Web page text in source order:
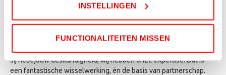
geplaatst. Dit is nodig om te onthouden dat je niet wilt
worden gevolgd.
INSTELLINGEN
FUNCTIONALITEITEN MISSEN
Samenwerken van groot belang
Jij hebt jouw deskundigheid, wij hebben onze expertise. Dat is
een fantastische wisselwerking, én de basis van partnerschap.